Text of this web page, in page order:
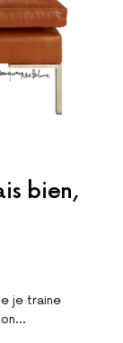
bien,
je traine